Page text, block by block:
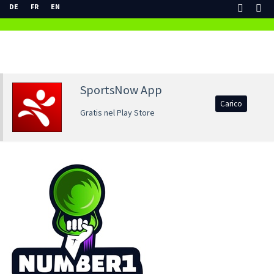
DE FR EN
SportsNow App
Gratis nel Play Store
Carico